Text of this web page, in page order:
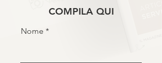
COMPILA QUI
Nome